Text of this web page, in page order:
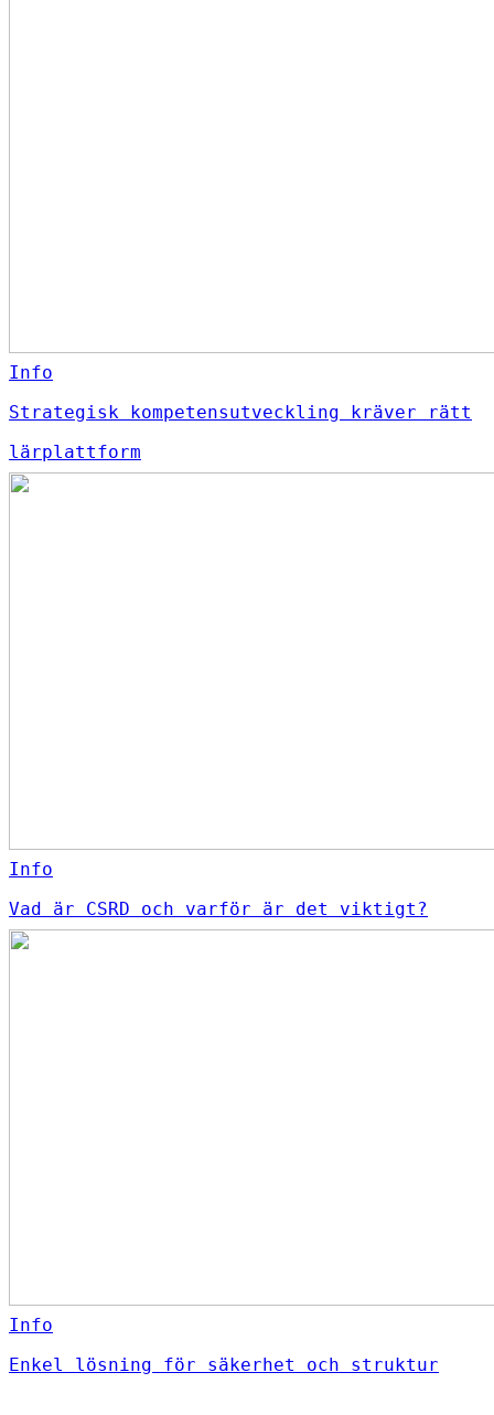
Info
Strategisk kompetensutveckling kräver rätt
lärplattform
Info
Vad är CSRD och varför är det viktigt?
Info
Enkel lösning för säkerhet och struktur